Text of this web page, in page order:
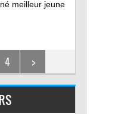
meilleur jeune
4 >